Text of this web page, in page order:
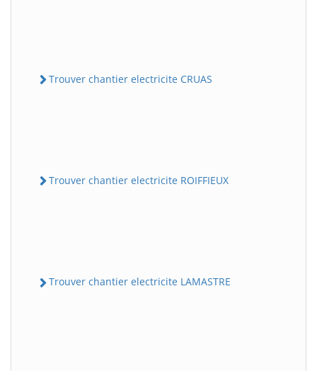
Trouver chantier electricite CRUAS
Trouver chantier electricite ROIFFIEUX
Trouver chantier electricite LAMASTRE